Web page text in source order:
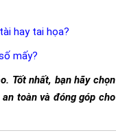
hay tai họa?
mấy?
Tốt nhất, bạn hãy chọn
toàn và đóng góp cho